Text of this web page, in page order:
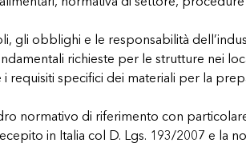
gli obblighi e le responsabilità
richieste per le strutture nei
requisiti specifici dei materiali per la
normativo di riferimento con
in Italia col D. Lgs. 193/2007 e la